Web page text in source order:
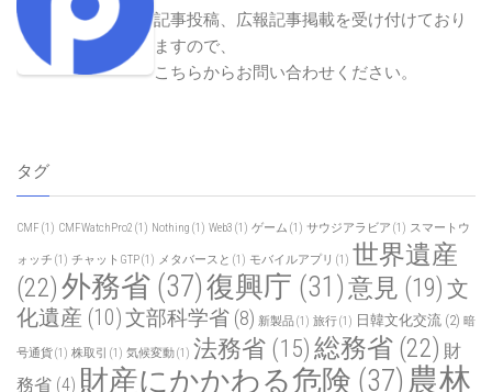
記事投稿、広報記事掲載を受け付けており
ますので、
こちらからお問い合わせください。
タグ
CMF (1) CMFWatchPro2 (1) Nothing (1) Web3 (1) ゲーム (1) サウジアラビア (1) スマートウ
ォッチ (1) チャットGTP(1) メタバースと (1) モバイルアプリ (1) 世界遺産
(22)外務省 (37)復興庁 (31)意見 (19) 文
化遺産 (10)文部科学省 (8) 新製品(1) 旅行(1) 日韓文化交流 (2) 暗
号通貨(1) 株取引 (1) 気候変動(1) 法務省 (15) 総務省 (22) 財
務省 (4) 財産にかかわる危険 (37) 農林